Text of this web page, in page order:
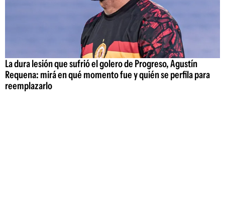
La dura lesión que sufrió el golero de Progreso, Agustín
Requena: mirá en qué momento fue y quién se perfila para
reemplazarlo